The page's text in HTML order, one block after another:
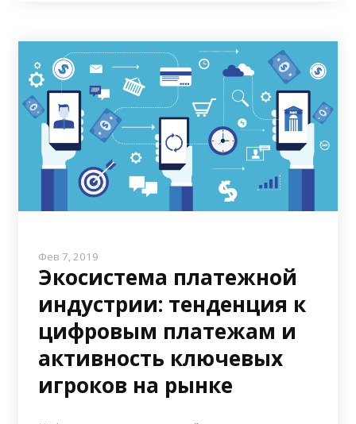
Фев 7, 2019
Экосистема платежной
индустрии: тенденция к
цифровым платежам и
активность ключевых
игроков на рынке